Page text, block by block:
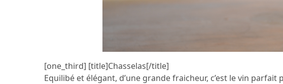
[one_third] [title]Chasselas[/title]
Equilibé et élégant, d’une grande fraicheur, c’est le vin